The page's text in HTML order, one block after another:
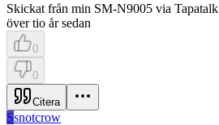
Skickat från min SM-N9005 via Tapatalk
över tio år sedan
0
0
Citera
Ssnotcrow